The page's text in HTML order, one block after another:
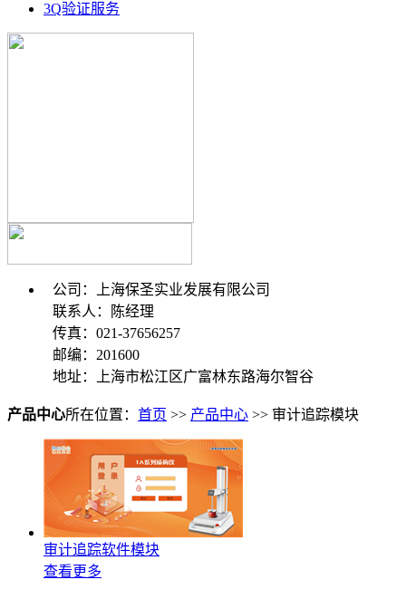
3Q验证服务
公司：上海保圣实业发展有限公司
联系人：陈经理
传真：021-37656257
邮编：201600
地址：上海市松江区广富林东路海尔智谷
产品中心所在位置： 首页 >> 产品中心 >> 审计追踪模块
审计追踪软件模块
查看更多